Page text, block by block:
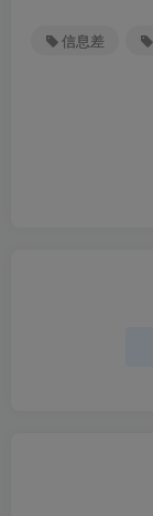
信息差